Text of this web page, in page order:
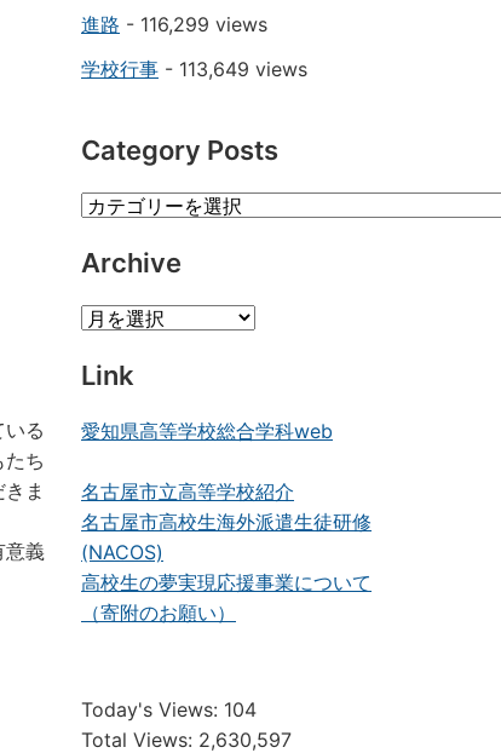
る
ち
ま
意義
進路 - 116,299 views
学校行事 - 113,649 views
Category Posts
Category
Archive
Archive
Link
愛知県高等学校総合学科web
名古屋市立高等学校紹介
名古屋市高校生海外派遣生徒研修
(NACOS)
高校生の夢実現応援事業について
（寄附のお願い）
Today's Views: 104
Total Views: 2,630,597